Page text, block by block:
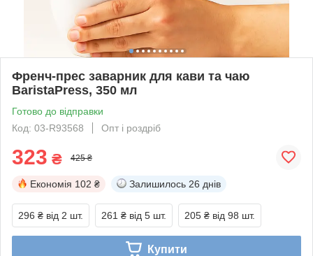
Френч-прес заварник для кави та чаю
BaristaPress, 350 мл
Готово до відправки
Код: 03-R93568
Опт і роздріб
323 ₴ 425 ₴
Економія 102 ₴ Залишилось 26 днів
296 ₴ від 2 шт. 261 ₴ від 5 шт. 205 ₴ від 98 шт.
Купити